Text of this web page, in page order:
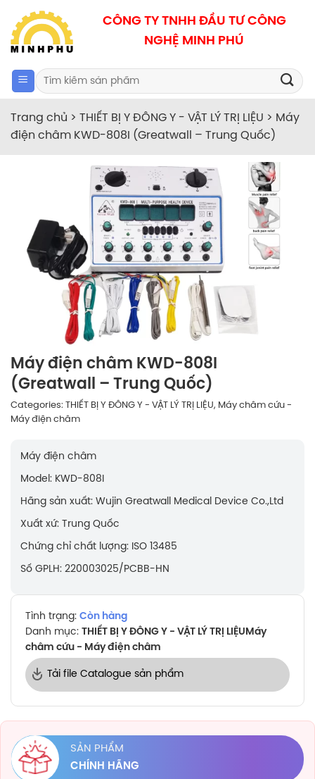
qua
nội
CÔNG TY TNHH ĐẦU TƯ CÔNG
NGHỆ MINH PHÚ
Search
for:
Trang chủ > THIẾT BỊ Y ĐÔNG Y - VẬT LÝ TRỊ LIỆU > Máy
điện châm KWD-808I (Greatwall – Trung Quốc)
Máy điện châm KWD-808I
(Greatwall – Trung Quốc)
Categories: THIẾT BỊ Y ĐÔNG Y - VẬT LÝ TRỊ LIỆU, Máy châm cứu -
Máy điện châm
Máy điện châm
Model: KWD-808I
Hãng sản xuất: Wujin Greatwall Medical Device Co.,Ltd
Xuất xứ: Trung Quốc
Chứng chỉ chất lượng: ISO 13485
Số GPLH: 220003025/PCBB-HN
Tình trạng: Còn hàng
Danh mục: THIẾT BỊ Y ĐÔNG Y - VẬT LÝ TRỊ LIỆU Máy
châm cứu - Máy điện châm
Tải file Catalogue sản phẩm
SẢN PHẨM
CHÍNH HÃNG